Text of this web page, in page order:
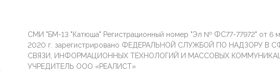
СМИ "БМ-13 "Катюша" Регистрационный номер "Эл № ФС77-77972" от 6
2020 г. зарегистрировано ФЕДЕРАЛЬНОЙ СЛУЖБОЙ ПО НАДЗОРУ В
СВЯЗИ, ИНФОРМАЦИОННЫХ ТЕХНОЛОГИЙ И МАССОВЫХ
УЧРЕДИТЕЛЬ ООО «РЕАЛИСТ»